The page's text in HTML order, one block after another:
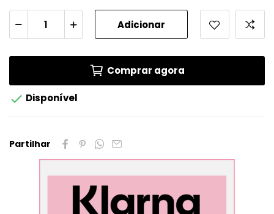
Adicionar
Comprar agora
 Disponível
Partilhar